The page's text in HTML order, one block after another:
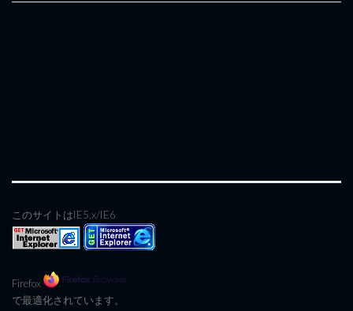
このサイトはIE5.x/IE6
Firefox
で最適化されています。